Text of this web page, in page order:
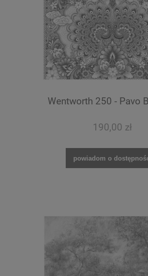
Wentworth 250 - Pavo
190,00 zł
powiadom o